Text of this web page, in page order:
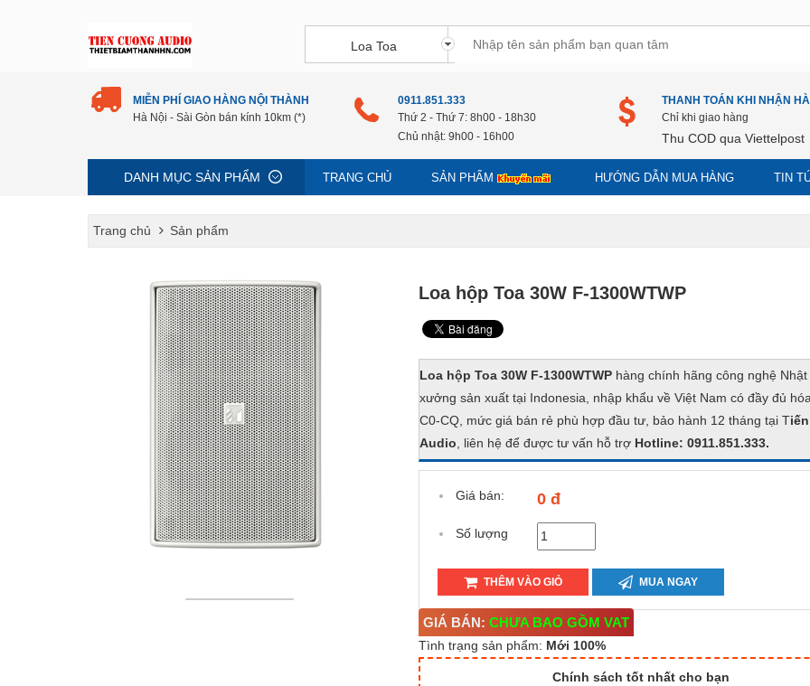
MIỄN PHÍ GIAO HÀNG NỘI THÀNH
Hà Nội - Sài Gòn bán kính 10km (*)
0911.851.333
Thứ 2 - Thứ 7: 8h00 - 18h30
Chủ nhật: 9h00 - 16h00
THANH TOÁN KHI NHẬN
Chỉ khi giao hàng
Thu COD qua Viettelpost
DANH MỤC SẢN PHẨM TRANG CHỦ SẢN PHẨM HƯỚNG DẪN MUA HÀNG TIN
Trang chủ Sản phẩm
Loa hộp Toa 30W F-1300WTWP
Loa hộp Toa 30W F-1300WTWPhàng chính hãng công nghệ Nhật
xưởng sản xuất tại Indonesia, nhập khẩu về Việt Nam có đầy đủ
C0-CQ, mức giá bán rẻ phù hợp đầu tư, bảo hành 12 tháng tại T
Audio , liên hệ để được tư vấn hỗ trợ Hotline: 0911.851.333.
Giá bán: 0 đ
Số lượng
THÊM VÀO GIỎ MUA NGAY
GIÁ BÁN: CHƯA BAO GỒM VAT
Tình trạng sản phẩm: Mới 100%
Chính sách tốt nhất cho bạn